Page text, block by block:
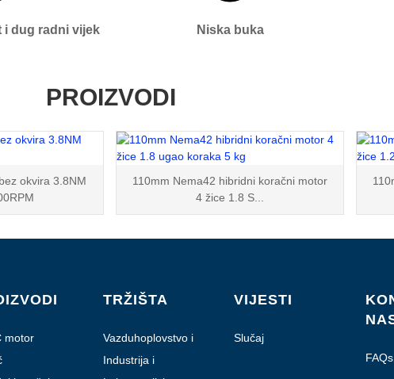
i dug radni vijek Niska buka
PROIZVODI
okvira 3.8NM
110mm Nema42 hibridni koračni motor
4 žice 1.8 S...
motor
TRŽIŠTA
Vazduhoplovstvo i
avijacija
Industrija i
automatizacija
VIJESTI
Slučaj
FAQs